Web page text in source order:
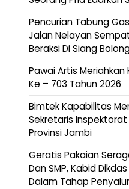
Pencurian Tabung
Jalan Nelayan
Beraksi Di Siang
Pawai Artis
Ke – 703 Tahun 2026
Bimtek Kapabilitas
Sekretaris Inspektorat
Provinsi Jambi
Geratis Pakaian
Dan SMP, Kabid
Dalam Tahap